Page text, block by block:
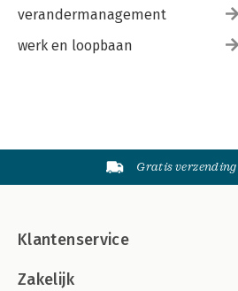
verandermanagement
werk en loopbaan
Gratis
Klantenservice
Zakelijk